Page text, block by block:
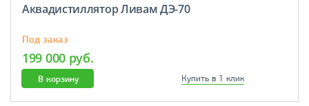
Аквадистиллятор Ливам ДЭ-70
Под заказ
199 000 руб.
В корзину Купить в 1 клик